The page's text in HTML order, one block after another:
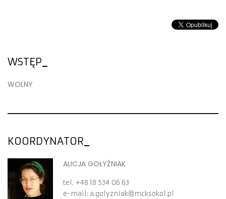
WSTĘP
WOLNY
KOORDYNATOR
ALICJA GOŁYŹNIAK
tel. +48 18 534 06 63
e-mail: a.golyzniak mcksokol.pl